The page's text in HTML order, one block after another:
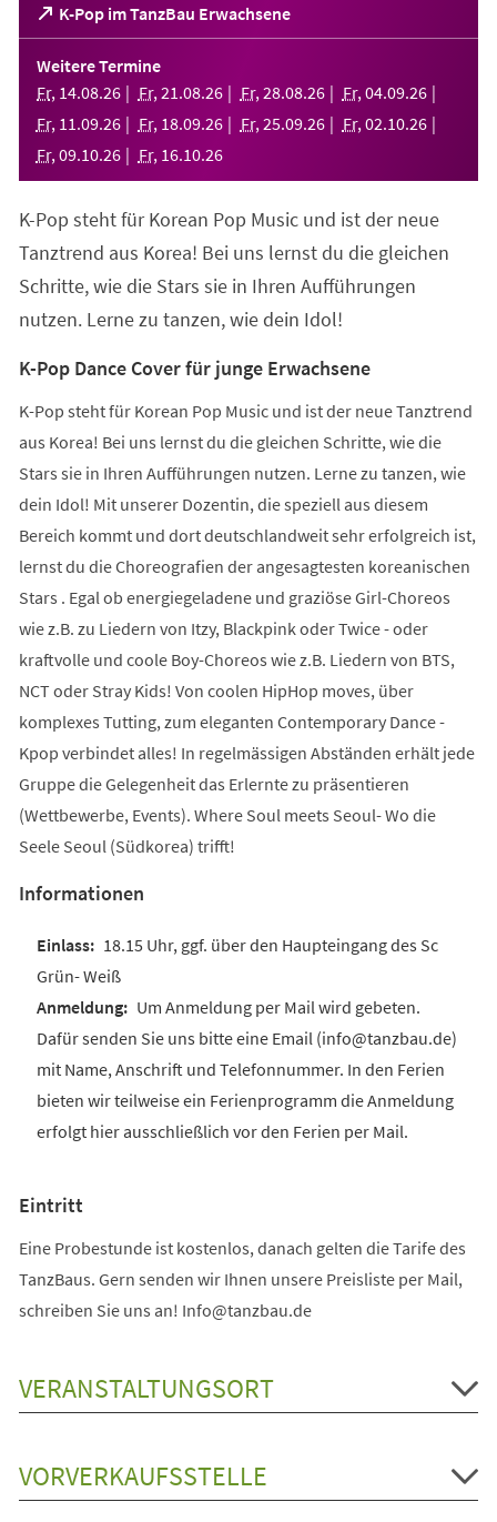
K-Pop im TanzBau Erwachsene
(Öffnet
in
einem
neuen
Tab)
Weitere Termine
Fr, 14.08.26 Fr, 21 .08.26 Fr, 28.08.26 Fr, 04.09.26
Fr, 11 .09.26 Fr, 18.09.26 Fr, 25.09.26 Fr, 02.10.26
Fr, 09.10.26 Fr, 16.10.26
K-Pop steht für Korean Pop Music und ist der neue
Tanztrend aus Korea! Bei uns lernst du die gleichen
Schritte, wie die Stars sie in Ihren Aufführungen
nutzen. Lerne zu tanzen, wie dein Idol!
K-Pop Dance Cover für junge Erwachsene
K-Pop steht für Korean Pop Music und ist der neue Tanztrend
aus Korea! Bei uns lernst du die gleichen Schritte, wie die
Stars sie in Ihren Aufführungen nutzen. Lerne zu tanzen, wie
dein Idol! Mit unserer Dozentin, die speziell aus diesem
Bereich kommt und dort deutschlandweit sehr erfolgreich ist,
lernst du die Choreografien der angesagtesten koreanischen
Stars . Egal ob energiegeladene und graziöse Girl-Choreos
wie z.B. zu Liedern von Itzy, Blackpink oder Twice - oder
kraftvolle und coole Boy-Choreos wie z.B. Liedern von BTS,
NCT oder Stray Kids! Von coolen HipHop moves, über
komplexes Tutting, zum eleganten Contemporary Dance -
Kpop verbindet alles! In regelmässigen Abständen erhält jede
Gruppe die Gelegenheit das Erlernte zu präsentieren
(Wettbewerbe, Events). Where Soul meets Seoul- Wo die
Seele Seoul (Südkorea) trifft!
Informationen
18.15 Uhr, ggf. über den Haupteingang des Sc
Grün- Weiß
Um Anmeldung per Mail wird gebeten.
Dafür senden Sie uns bitte eine Email (info@tanzbau.de)
mit Name, Anschrift und Telefonnummer. In den Ferien
bieten wir teilweise ein Ferienprogramm die Anmeldung
erfolgt hier ausschließlich vor den Ferien per Mail.
Eintritt
Eine Probestunde ist kostenlos, danach gelten die Tarife des
TanzBaus. Gern senden wir Ihnen unsere Preisliste per Mail,
schreiben Sie uns an! Info@tanzbau.de
VERANSTALTUNGSORT
VORVERKAUFSSTELLE